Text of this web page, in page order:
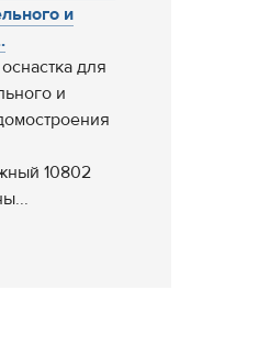
и
для
и
10802